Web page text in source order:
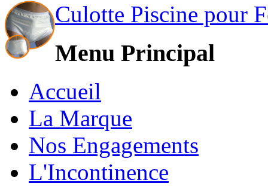
Culotte Piscine pour
Menu Principal
Accueil
La Marque
Nos Engagements
L'Incontinence